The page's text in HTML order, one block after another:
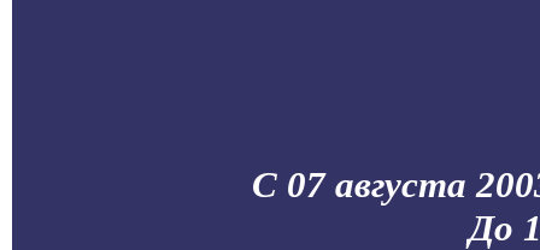
С 07 августа
До